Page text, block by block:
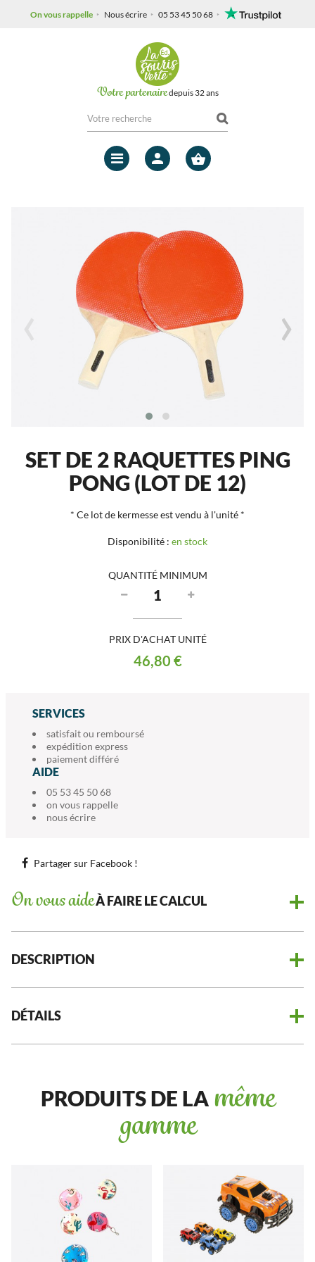
On vous rappelle Nous écrire 05 53 45 50 68
Votre partenairedepuis 32 ans
Mon
›
SET DE 2 RAQUETTES PING
PONG (LOT DE 12)
* Ce lot de kermesse est vendu à l'unité *
Disponibilité : en stock
QUANTITÉ MINIMUM
PRIX D'ACHAT UNITÉ
46,80 €
SERVICES
satisfait ou remboursé
expédition express
paiement différé
AIDE
05 53 45 50 68
on vous rappelle
nous écrire
Partager sur Facebook !
On vous aideÀ FAIRE LE CALCUL
DESCRIPTION
DÉTAILS
PRODUITS DE LA même
gamme